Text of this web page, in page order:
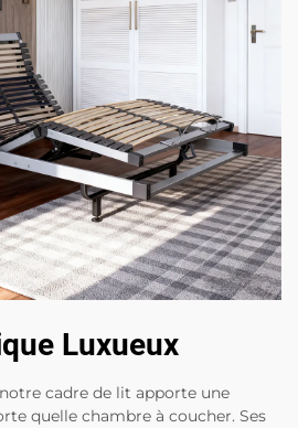
Luxueux
cadre de lit apporte une
quelle chambre à coucher. Ses